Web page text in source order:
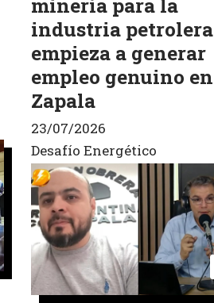
minería para la
industria petrolera
empieza a generar
empleo genuino en
Zapala
Desafío Energético
23/07/2026